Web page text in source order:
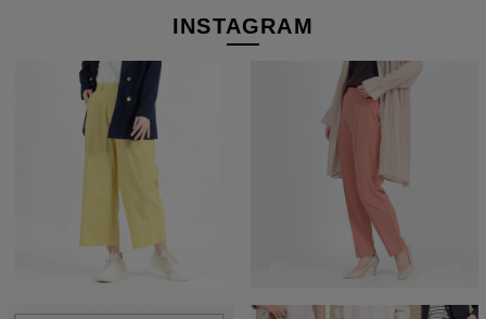
①ラクの美ストレートパンツ
②デニム見えラクの美ストレートパンツ
■③ラクの美ワイドパンツ
INSTAGRAM